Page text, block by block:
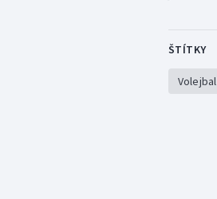
ŠTÍTKY
Volejbal